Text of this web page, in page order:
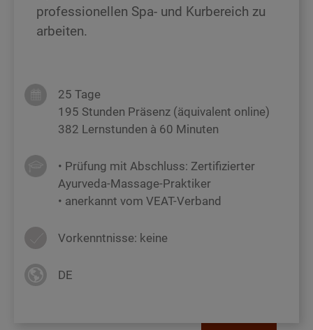
professionellen Spa- und Kurbereich zu
arbeiten.
25 Tage
195 Stunden Präsenz (äquivalent online)
382 Lernstunden à 60 Minuten
• Prüfung mit Abschluss: Zertifizierter
Ayurveda-Massage-Praktiker
• anerkannt vom VEAT-Verband
Vorkenntnisse: keine
DE